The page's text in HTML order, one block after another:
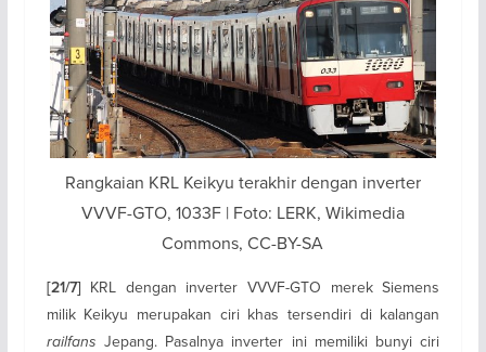
Rangkaian KRL Keikyu terakhir dengan inverter
VVVF-GTO, 1033F | Foto: LERK, Wikimedia
Commons, CC-BY-SA
[21/7] KRL dengan inverter VVVF-GTO merek Siemens
milik Keikyu merupakan ciri khas tersendiri di kalangan
railfans Jepang. Pasalnya inverter ini memiliki bunyi ciri